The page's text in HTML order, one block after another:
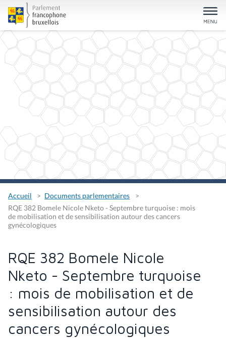
Accueil
Documents parlementaires
RQE 382 Bomele Nicole Nketo - Septembre turquoise : mois
de mobilisation et de sensibilisation autour des cancers
gynécologiques
RQE 382 Bomele Nicole
Nketo - Septembre turquoise
: mois de mobilisation et de
sensibilisation autour des
cancers gynécologiques